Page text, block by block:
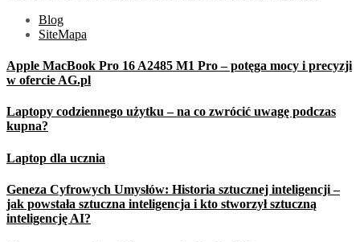
Blog
SiteMapa
Apple MacBook Pro 16 A2485 M1 Pro – potęga mocy i precyzji
w ofercie AG.pl
Laptopy codziennego użytku – na co zwrócić uwagę podczas
kupna?
Laptop dla ucznia
Geneza Cyfrowych Umysłów: Historia sztucznej inteligencji –
jak powstała sztuczna inteligencja i kto stworzył sztuczną
inteligencję AI?